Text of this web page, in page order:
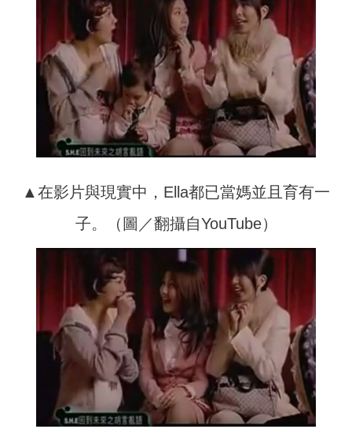
▲在影片與現實中，Ella都已當媽並且育有一
子。（圖／翻攝自YouTube）